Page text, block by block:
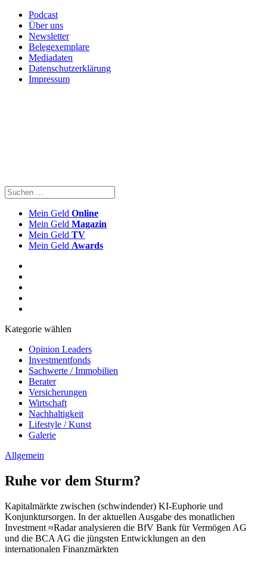
Podcast
Über uns
Newsletter
Belegexemplare
Mediadaten
Datenschutzerklärung
Impressum
Mein Geld Online
Mein Geld Magazin
Mein Geld TV
Mein Geld Awards
Kategorie wählen
Opinion Leaders
Investmentfonds
Sachwerte / Immobilien
Berater
Versicherungen
Wirtschaft
Nachhaltigkeit
Lifestyle / Kunst
Galerie
Allgemein
Ruhe vor dem Sturm?
Kapitalmärkte zwischen (schwindender) KI-Euphorie und
Konjunktursorgen. In der aktuellen Ausgabe des monatlichen
Investment ≈Radar analysieren die BfV Bank für Vermögen AG
und die BCA AG die jüngsten Entwicklungen an den
internationalen Finanzmärkten